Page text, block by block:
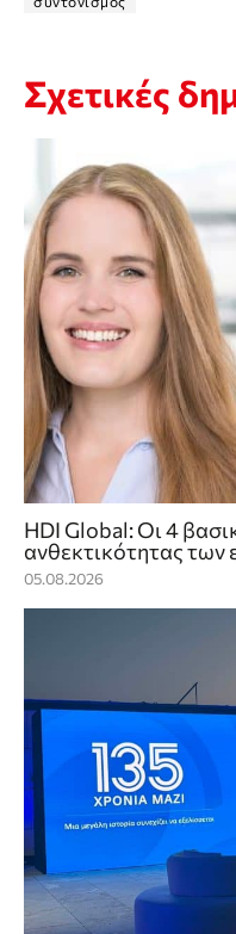
Σχετικές
HDI Global: Οι 4
ανθεκτικότητας
05.08.2026